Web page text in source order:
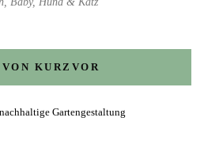
KURZVOR
Gartengestaltung